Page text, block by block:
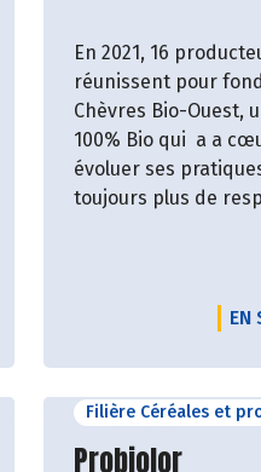
En 2021, 16
réunissent pour
Chèvres Bio-Ouest,
100% Bio qui a a
évoluer ses
toujours plus de
EN
Filière Céréales et
Découvrir le
Probiolor